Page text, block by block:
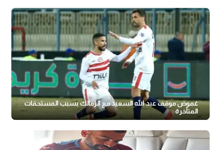
غموض موقف عبد الله السعيد مع الزمالك بسبب المستحقات
المتأخرة